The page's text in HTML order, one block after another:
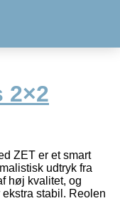
2×2
ZET er et smart
udtryk fra
høj kvalitet, og
stabil. Reolen